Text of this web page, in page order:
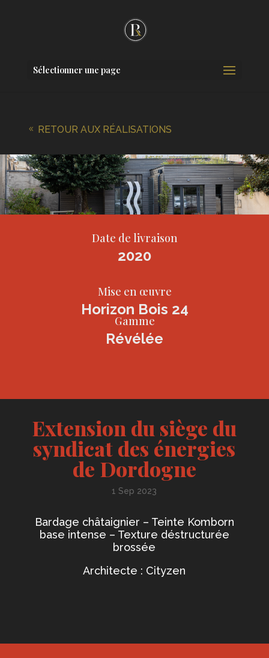
Sélectionner une page
8 RETOUR AUX RÉALISATIONS
Date de livraison
2020
Mise en œuvre
Horizon Bois 24
Gamme
Révélée
Extension du siège du
syndicat des énergies
de Dordogne
1 Sep 2023
Bardage châtaignier – Teinte Komborn
base intense – Texture déstructurée
brossée
Architecte : Cityzen